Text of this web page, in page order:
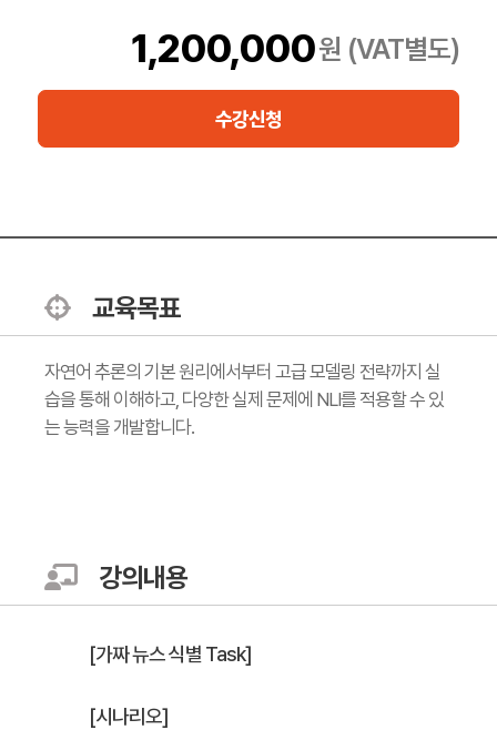
1,200,000원 (VAT별도)
수강신청
교육목표
자연어 추론의 기본 원리에서부터 고급 모델링 전략까지 실
습을 통해 이해하고, 다양한 실제 문제에 NLI를 적용할 수 있
는 능력을 개발합니다.
강의내용
[가짜 뉴스 식별 Task]
[시나리오]